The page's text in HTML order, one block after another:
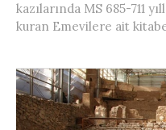
kazılarında MS 685-711
kuran Emevilere ait